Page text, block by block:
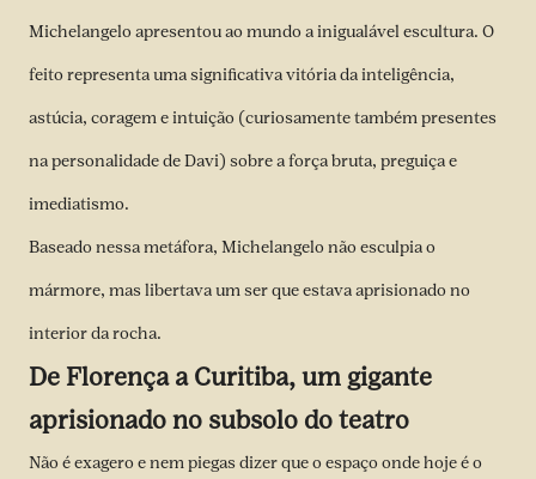
Michelangelo apresentou ao mundo a inigualável escultura. O
feito representa uma significativa vitória da inteligência,
astúcia, coragem e intuição (curiosamente também presentes
na personalidade de Davi) sobre a força bruta, preguiça e
imediatismo.
Baseado nessa metáfora, Michelangelo não esculpia o
mármore, mas libertava um ser que estava aprisionado no
interior da rocha.
De Florença a Curitiba, um gigante
aprisionado no subsolo do teatro
Não é exagero e nem piegas dizer que o espaço onde hoje é o